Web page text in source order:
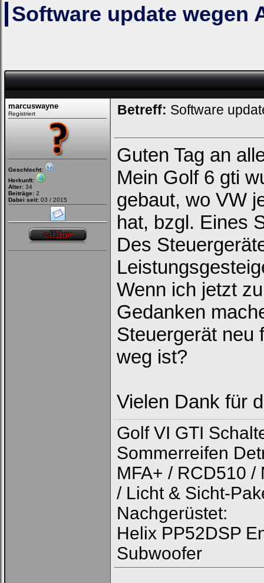
Felder
Deinen
einzuloggen.
Username:
Bei jedem Besuch
automatisch einloggen.
Ich habe mein Passwort
vergessen Registrieren
Software update wegen
marcuswayne
Registriert
Geschlecht:
Herkunft:
Alter: 34
Beiträge: 2
Dabei seit: 03 / 2015
Betreff: Software
Guten Tag an
Mein Golf 6 gti
gebaut, wo VW
hat, bzgl. Eines
Des
Wenn ich jetzt
Gedanken
Steuergerät neu
weg ist?
Vielen Dank für
Golf VI GTI
Sommerreifen
MFA+ / RCD510 /
/ Licht & Sicht-
Nachgerüstet:
Helix PP52DSP
Subwoofer